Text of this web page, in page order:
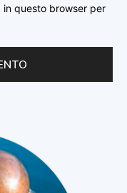
in questo browser per